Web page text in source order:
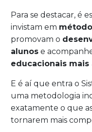
Para se destacar, é
invistam em
promovam o
alunos e
educacionais mais
E é aí que entra o
uma metodologia
exatamente o que
tornarem mais